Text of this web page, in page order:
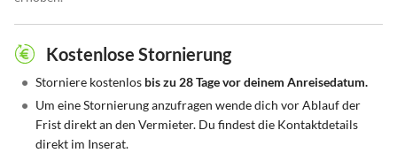
Kostenlose Stornierung
• Storniere kostenlos bis zu 28 Tage vor deinem Anreisedatum.
• Um eine Stornierung anzufragen wende dich vor Ablauf der
Frist direkt an den Vermieter. Du findest die Kontaktdetails
direkt im Inserat.